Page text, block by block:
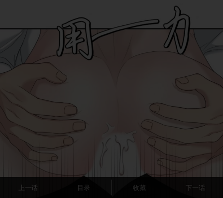
上一话 目录 收藏 下一话